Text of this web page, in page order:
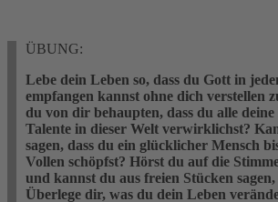
ÜBUNG:
Lebe dein Leben so, dass du Gott in
empfangen kannst ohne dich verstellen
du von dir behaupten, dass du alle
Talente in dieser Welt verwirklichst?
sagen, dass du ein glücklicher Mensch
Vollen schöpfst? Hörst du auf die
und kannst du aus freien Stücken
Überlege dir, was du dein Leben